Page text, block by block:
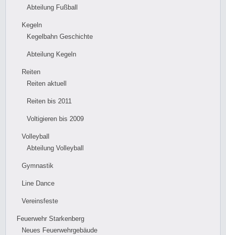
Abteilung Fußball
Kegeln
Kegelbahn Geschichte
Abteilung Kegeln
Reiten
Reiten aktuell
Reiten bis 2011
Voltigieren bis 2009
Volleyball
Abteilung Volleyball
Gymnastik
Line Dance
Vereinsfeste
Feuerwehr Starkenberg
Neues Feuerwehrgebäude